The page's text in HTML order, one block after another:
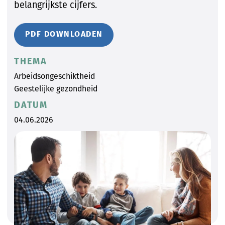
belangrijkste cijfers.
PDF DOWNLOADEN
THEMA
Arbeidsongeschiktheid
Geestelijke gezondheid
DATUM
04.06.2026